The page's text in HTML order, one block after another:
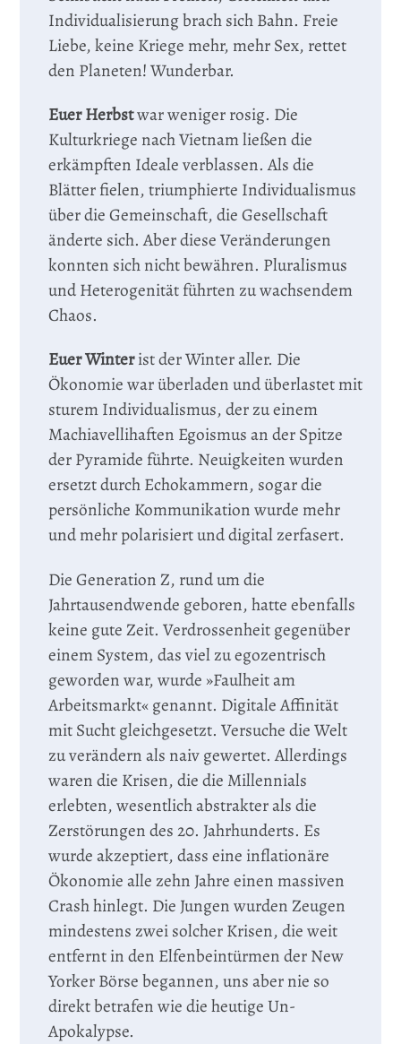
Individualisierung brach sich Bahn. Freie
Liebe, keine Kriege mehr, mehr Sex, rettet
den Planeten! Wunderbar.
Euer Herbstwar weniger rosig. Die
Kulturkriege nach Vietnam ließen die
erkämpften Ideale verblassen. Als die
Blätter fielen, triumphierte Individualismus
über die Gemeinschaft, die Gesellschaft
änderte sich. Aber diese Veränderungen
konnten sich nicht bewähren. Pluralismus
und Heterogenität führten zu wachsendem
Chaos.
Euer Winterist der Winter aller. Die
Ökonomie war überladen und überlastet mit
sturem Individualismus, der zu einem
Machiavellihaften Egoismus an der Spitze
der Pyramide führte. Neuigkeiten wurden
ersetzt durch Echokammern, sogar die
persönliche Kommunikation wurde mehr
und mehr polarisiert und digital zerfasert.
Die Generation Z, rund um die
Jahrtausendwende geboren, hatte ebenfalls
keine gute Zeit. Verdrossenheit gegenüber
einem System, das viel zu egozentrisch
geworden war, wurde »Faulheit am
Arbeitsmarkt« genannt. Digitale Affinität
mit Sucht gleichgesetzt. Versuche die Welt
zu verändern als naiv gewertet. Allerdings
waren die Krisen, die die Millennials
erlebten, wesentlich abstrakter als die
Zerstörungen des 20. Jahrhunderts. Es
wurde akzeptiert, dass eine inflationäre
Ökonomie alle zehn Jahre einen massiven
Crash hinlegt. Die Jungen wurden Zeugen
mindestens zwei solcher Krisen, die weit
entfernt in den Elfenbeintürmen der New
Yorker Börse begannen, uns aber nie so
direkt betrafen wie die heutige Un-
Apokalypse.